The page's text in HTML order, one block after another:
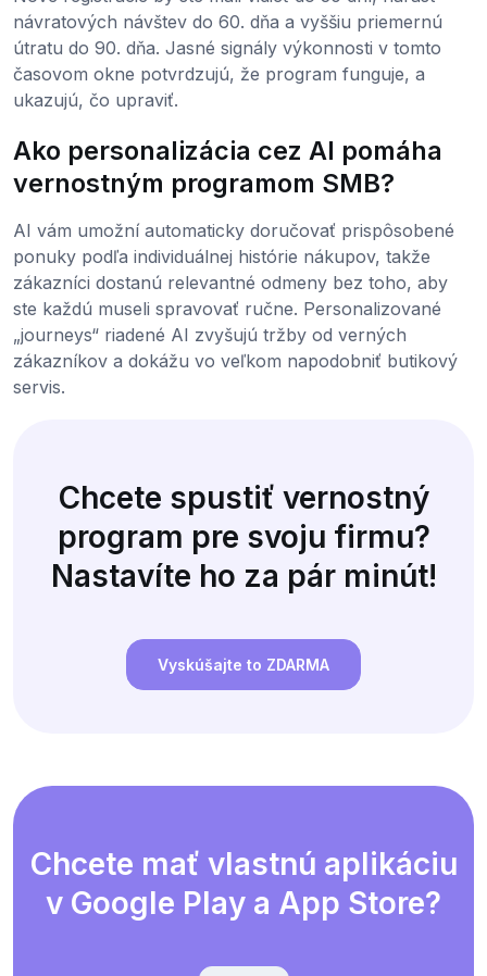
návratových návštev do 60. dňa a vyššiu priemernú
útratu do 90. dňa. Jasné signály výkonnosti v tomto
časovom okne potvrdzujú, že program funguje, a
ukazujú, čo upraviť.
Ako personalizácia cez AI pomáha
vernostným programom SMB?
AI vám umožní automaticky doručovať prispôsobené
ponuky podľa individuálnej histórie nákupov, takže
zákazníci dostanú relevantné odmeny bez toho, aby
ste každú museli spravovať ručne. Personalizované
„journeys“ riadené AI zvyšujú tržby od verných
zákazníkov a dokážu vo veľkom napodobniť butikový
servis.
Chcete spustiť vernostný
program pre svoju firmu?
Nastavíte ho za pár minút!
Vyskúšajte to ZDARMA
Chcete mať vlastnú aplikáciu
v Google Play a App Store?